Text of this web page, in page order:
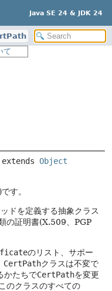
Java SE 24 & JDK 24
て
extends Object
す。
ドを定義する抽象クラス
の証明書(X.509、PGP
のリスト、サポー
CertPathクラスは不変で
かたちでCertPathを変更
のクラスのすべての